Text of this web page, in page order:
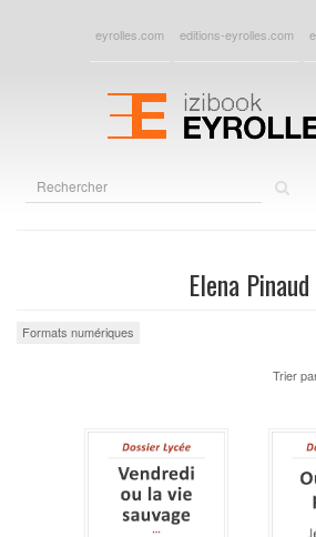
eyrolles.com editions-eyrolles.com
Elena Pinaud
Formats numériques
Trier